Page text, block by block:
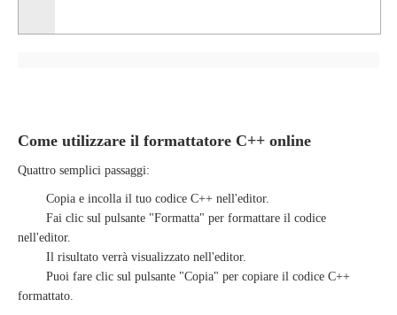
Come utilizzare il formattatore C++ online
Quattro semplici passaggi:
Copia e incolla il tuo codice C++ nell'editor.
Fai clic sul pulsante "Formatta" per formattare il codice
nell'editor.
Il risultato verrà visualizzato nell'editor.
Puoi fare clic sul pulsante "Copia" per copiare il codice C++
formattato.